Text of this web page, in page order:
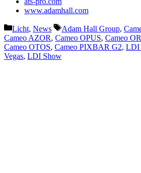
www.adamhall.com
Kategorien
Licht, News Schlagwörter
Adam Hall Group,
Cameo AZOR, Cameo OPUS, Cameo
Cameo OTOS, Cameo PIXBAR G2, LDI
Vegas, LDI Show